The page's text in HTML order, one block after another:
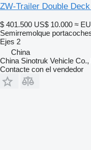
ZW-Trailer Double
$ 401.500 US$ 10.000 ≈
Semirremolque
Ejes 2
China
China Sinotruk Vehicle Co.,
Contacte con el vendedor